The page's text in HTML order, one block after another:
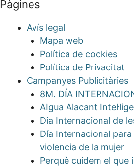
Pàgines
Avís legal
Mapa web
Política de cookies
Política de Privacitat
Campanyes Publicitàries
8M. DÍA
AIgua Alacant
Dia Internacional de
Día Internacional
violencia de la mujer
Perquè cuidem el que